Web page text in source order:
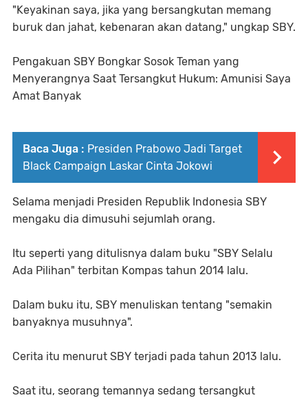
"Keyakinan saya, jika yang bersangkutan memang
buruk dan jahat, kebenaran akan datang," ungkap SBY.
Pengakuan SBY Bongkar Sosok Teman yang
Menyerangnya Saat Tersangkut Hukum: Amunisi Saya
Amat Banyak
Baca Juga : Presiden Prabowo Jadi Target
Black Campaign Laskar Cinta Jokowi
Selama menjadi Presiden Republik Indonesia SBY
mengaku dia dimusuhi sejumlah orang.
Itu seperti yang ditulisnya dalam buku "SBY Selalu
Ada Pilihan" terbitan Kompas tahun 2014 lalu.
Dalam buku itu, SBY menuliskan tentang "semakin
banyaknya musuhnya".
Cerita itu menurut SBY terjadi pada tahun 2013 lalu.
Saat itu, seorang temannya sedang tersangkut